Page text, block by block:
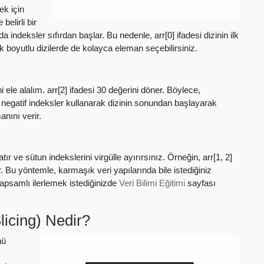
için
belirli bir
indeksler sıfırdan başlar. Bu nedenle, arr[0] ifadesi dizinin ilk
boyutlu dizilerde de kolayca eleman seçebilirsiniz.
alalım. arr[2] ifadesi 30 değerini döner. Böylece,
indeksler kullanarak dizinin sonundan başlayarak
verir.
ve sütun indekslerini virgülle ayırırsınız. Örneğin, arr[1, 2]
yöntemle, karmaşık veri yapılarında bile istediğiniz
ilerlemek istediğinizde Veri Bilimi Eğitimi sayfası
Nedir?